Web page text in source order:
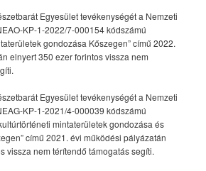
Egyesület tevékenységét a Nemzeti
KP-1-2022/7-000154 kódszámú
gondozása Kőszegen” című 2022.
elnyert 350 ezer forintos vissza nem
Egyesület tevékenységét a Nemzeti
KP-1-2021/4-000039 kódszámú
mintaterületek gondozása és
című 2021. évi működési pályázatán
vissza nem térítendő támogatás segíti.